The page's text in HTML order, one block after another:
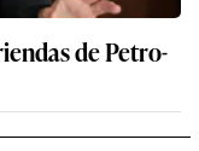
de Petro-